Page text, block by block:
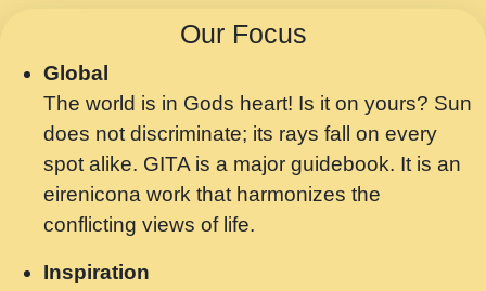
Chahe Ram Ho Chahe Shyam Ho.mp3
मझ अपन जवन बनन न आय, रठ हर क मनन न आय
Shri ravinandan shastri ji maharaj.mp3
मन अशांत मंत्र जाप - गीता प्रेरणा -Swami
Gyananand Ji Maharaj.mp3
मन बध लय परम वल कगन Special Shyam
Saawariya.mp3
Our Focus
Global
The world is in Gods heart! Is it on yours? Sun
does not discriminate; its rays fall on every
spot alike. GITA is a major guidebook. It is an
eirenicona work that harmonizes the
conflicting views of life.
Inspiration